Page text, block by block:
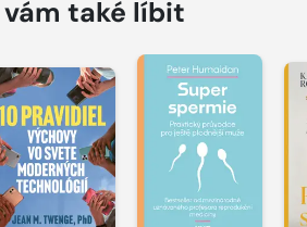
vám také líbit